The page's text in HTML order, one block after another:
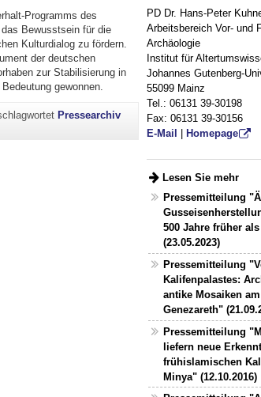
Programms des
Bewusstsein für die
Kulturdialog zu fördern.
der deutschen
zur Stabilisierung in
gewonnen.
Pressearchiv
PD Dr. Hans-Peter
Arbeitsbereich Vor- und
Archäologie
Institut für
Johannes Gutenberg-
55099 Mainz
Tel.: 06131 39-30198
Fax: 06131 39-30156
E-Mail
Homepage
Lesen Sie mehr
Pressemitteilung
500 Jahre früher
(23.05.2023)
Pressemitteilung
Kalifenpalastes:
antike Mosaiken
Genezareth"
Pressemitteilung
liefern neue
frühislamischen
Minya" (12.10.2016)